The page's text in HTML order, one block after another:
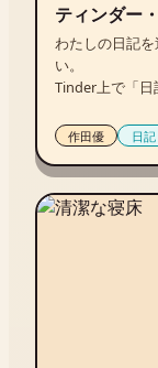
ティンダー
わたしの日記
い。
Tinder上で「日
二〇二二年二月
作田優 日記